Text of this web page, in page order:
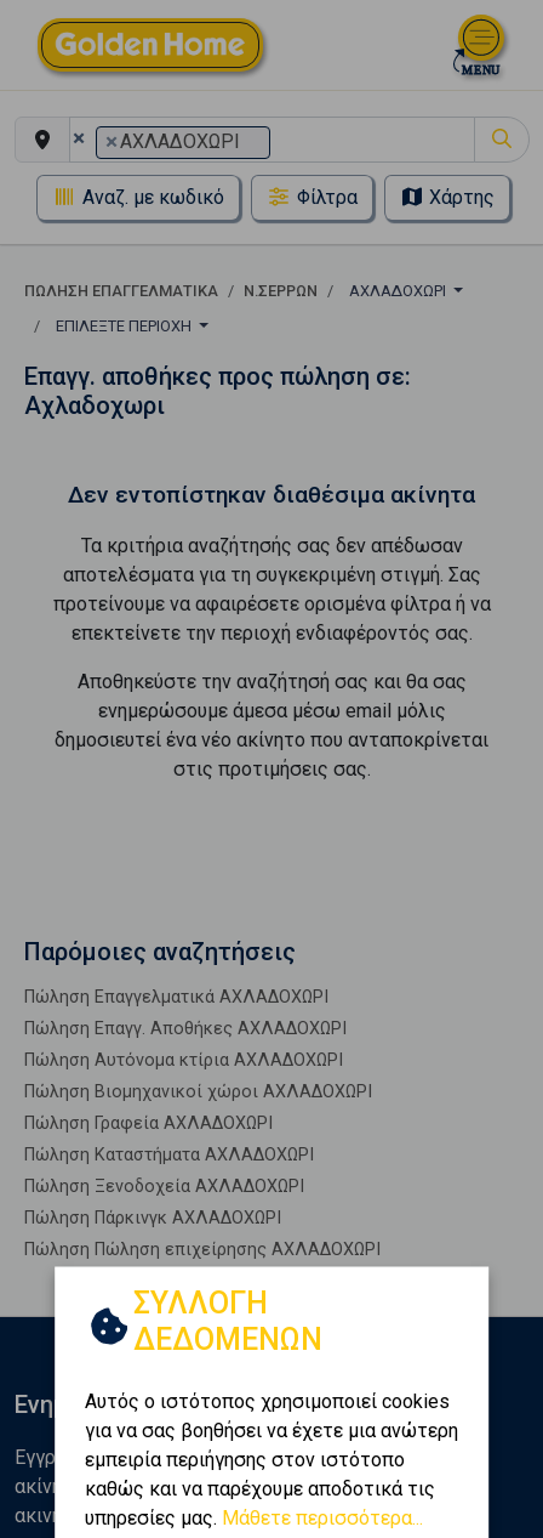
× ×ΑΧΛΑΔΟΧΩΡΙ
Αναζ. με κωδικό Φίλτρα Χάρτης
ΠΏΛΗΣΗ ΕΠΑΓΓΕΛΜΑΤΙΚΆ Ν.ΣΕΡΡΩΝ
ΑΧΛΑΔΟΧΩΡΙ
ΕΠΙΛΈΞΤΕ ΠΕΡΙΟΧΉ
Επαγγ. αποθήκες προς πώληση σε:
Αχλαδοχωρι
Δεν εντοπίστηκαν διαθέσιμα ακίνητα
Τα κριτήρια αναζήτησής σας δεν απέδωσαν
αποτελέσματα για τη συγκεκριμένη στιγμή. Σας
προτείνουμε να αφαιρέσετε ορισμένα φίλτρα ή να
επεκτείνετε την περιοχή ενδιαφέροντός σας.
Αποθηκεύστε την αναζήτησή σας και θα σας
ενημερώσουμε άμεσα μέσω email μόλις
δημοσιευτεί ένα νέο ακίνητο που ανταποκρίνεται
στις προτιμήσεις σας.
Παρόμοιες αναζητήσεις
Πώληση Επαγγελματικά ΑΧΛΑΔΟΧΩΡΙ
Πώληση Επαγγ. Αποθήκες ΑΧΛΑΔΟΧΩΡΙ
Πώληση Αυτόνομα κτίρια ΑΧΛΑΔΟΧΩΡΙ
Πώληση Βιομηχανικοί χώροι ΑΧΛΑΔΟΧΩΡΙ
Πώληση Γραφεία ΑΧΛΑΔΟΧΩΡΙ
Πώληση Καταστήματα ΑΧΛΑΔΟΧΩΡΙ
Πώληση Ξενοδοχεία ΑΧΛΑΔΟΧΩΡΙ
Πώληση Πάρκινγκ ΑΧΛΑΔΟΧΩΡΙ
Πώληση Πώληση επιχείρησης ΑΧΛΑΔΟΧΩΡΙ
ΣΥΛΛΟΓΗ
ΔΕΔΟΜΕΝΩΝ
Αυτός ο ιστότοπος χρησιμοποιεί cookies
για να σας βοηθήσει να έχετε μια ανώτερη
εμπειρία περιήγησης στον ιστότοπο
καθώς και να παρέχουμε αποδοτικά τις
υπηρεσίες μας. Μάθετε περισσότερα...
Ενημερωθείτε
Εγγραφείτε στο newsletter της Golden Home για νέα
ακίνητα, αναλύσεις και διάφορα θέματα της αγοράς
ακινήτων